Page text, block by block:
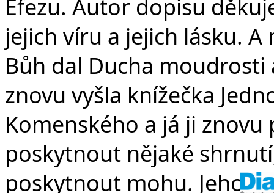
Efezu. Autor dopisu
jejich víru a jejich lásku.
Bůh dal Ducha
znovu vyšla knížečka
Komenského a já ji
poskytnout nějaké
poskytnout mohu. Jeho